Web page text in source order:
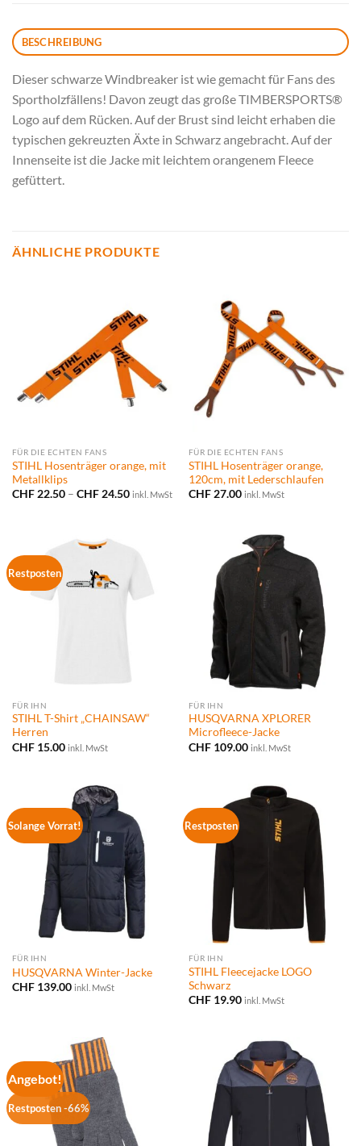
BESCHREIBUNG
Dieser schwarze Windbreaker ist wie gemacht für Fans des
Sportholzfällens! Davon zeugt das große TIMBERSPORTS®
Logo auf dem Rücken. Auf der Brust sind leicht erhaben die
typischen gekreuzten Äxte in Schwarz angebracht. Auf der
Innenseite ist die Jacke mit leichtem orangenem Fleece
gefüttert.
ÄHNLICHE PRODUKTE
FÜR DIE ECHTEN FANS
STIHL Hosenträger orange, mit
Metallklips
CHF22.50 – CHF24.50Preisspanne:
inkl. MwSt
FÜR DIE ECHTEN FANS
STIHL Hosenträger orange,
120cm, mit Lederschlaufen
CHF27.00 inkl. MwSt
Restposten
FÜR IHN
STIHL T-Shirt „CHAINSAW“
Herren
CHF15.00 inkl. MwSt
FÜR IHN
HUSQVARNA XPLORER
Microfleece-Jacke
CHF109.00 inkl. MwSt
Solange Vorrat!
FÜR IHN
HUSQVARNA Winter-Jacke
CHF139.00 inkl. MwSt
Restposten
FÜR IHN
STIHL Fleecejacke LOGO
Schwarz
CHF19.90 inkl. MwSt
Angebot!
Restposten -66%